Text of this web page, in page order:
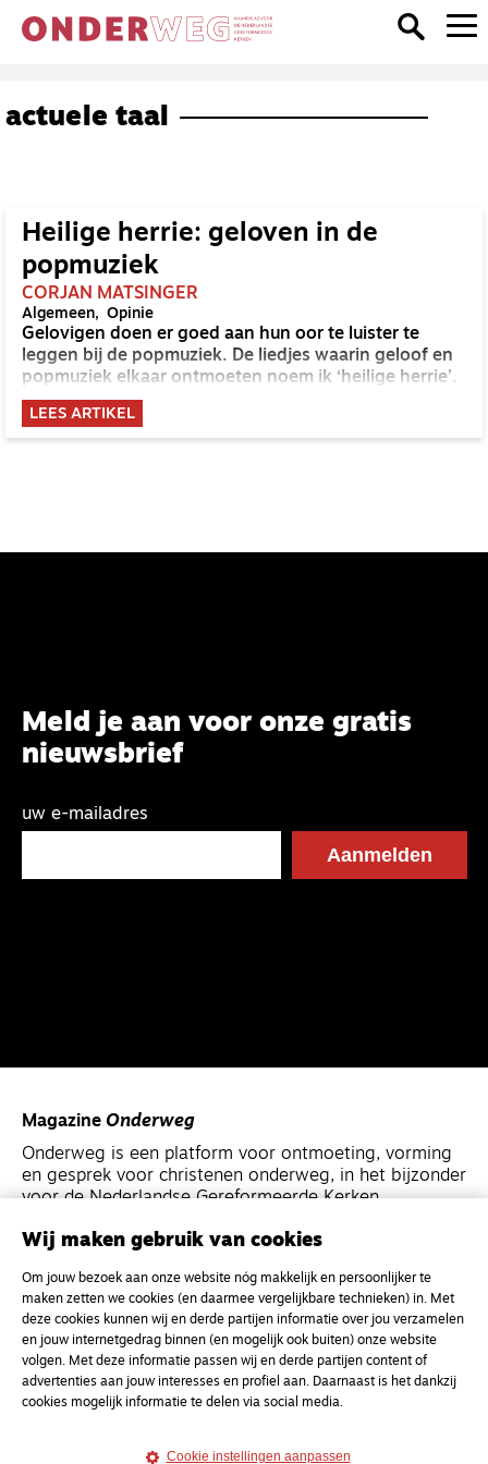
actuele taal
Heilige herrie: geloven in de
popmuziek
CORJAN MATSINGER
Algemeen Opinie
Gelovigen doen er goed aan hun oor te luister te
leggen bij de popmuziek. De liedjes waarin geloof en
popmuziek elkaar ontmoeten noem ik ‘heilige herrie’.
LEES ARTIKEL
Meld je aan voor onze gratis
nieuwsbrief
uw e-mailadres
Magazine Onderweg
Onderweg is een platform voor ontmoeting, vorming
en gesprek voor christenen onderweg, in het bijzonder
voor de Nederlandse Gereformeerde Kerken.
Magazine
Onderweg
Kvk-nummer 33277063
NL46 INGB 0117 5827 86
info@onderwegonline.nl
Wij maken gebruik van cookies
Om jouw bezoek aan onze website nóg makkelijk en persoonlijker te
maken zetten we cookies (en daarmee vergelijkbare technieken) in. Met
deze cookies kunnen wij en derde partijen informatie over jou verzamelen
en jouw internetgedrag binnen (en mogelijk ook buiten) onze website
volgen. Met deze informatie passen wij en derde partijen content of
advertenties aan jouw interesses en profiel aan. Daarnaast is het dankzij
cookies mogelijk informatie te delen via social media.
Cookie instellingen aanpassen